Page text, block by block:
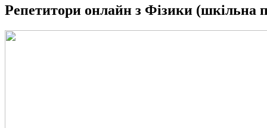
Репетитори онлайн з Фізики (шкільна